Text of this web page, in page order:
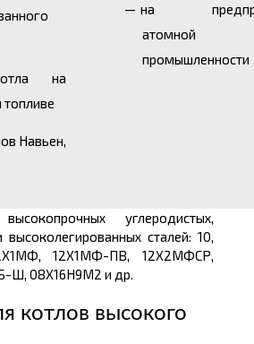
на
Навьен,
на
атомной
промышленности
углеродистых,
высоколегированных сталей: 10,
12Х1МФ-ПВ, 12Х2МФСР,
Ш, 08Х16Н9М2 и др.
котлов высокого